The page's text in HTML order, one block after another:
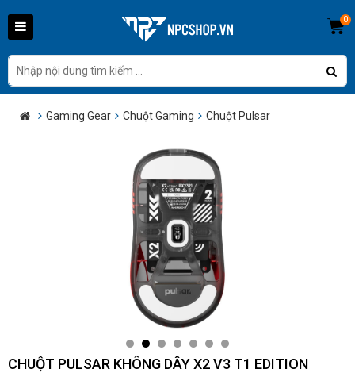
0
Gaming Gear Chuột Gaming Chuột Pulsar
CHUỘT PULSAR KHÔNG DÂY X2 V3 T1 EDITION